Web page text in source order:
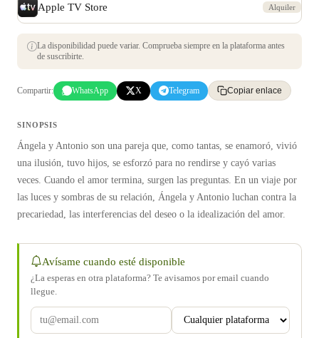
Apple TV Store Alquiler
La disponibilidad puede variar. Comprueba siempre en la plataforma antes
de suscribirte.
Compartir: WhatsApp X Telegram Copiar enlace
SINOPSIS
Ángela y Antonio son una pareja que, como tantas, se enamoró, vivió
una ilusión, tuvo hijos, se esforzó para no rendirse y cayó varias
veces. Cuando el amor termina, surgen las preguntas. En un viaje por
las luces y sombras de su relación, Ángela y Antonio luchan contra la
precariedad, las interferencias del deseo o la idealización del amor.
Avísame cuando esté disponible
¿La esperas en otra plataforma? Te avisamos por email cuando
llegue.